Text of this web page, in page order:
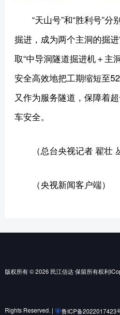
“天山号”和“胜利号”分
掘进，成为两个主洞的掘
取“中导洞隧道掘进机＋主
安全高效地把工期缩短至
又作为服务隧道，保障着
车安全。
（总台央视记者 翟壮 丛
（央视新闻客户端）
版权所有 © 2026 民江信达 保留所有权利
Rights Reserved. | 鲁ICP备2022017423